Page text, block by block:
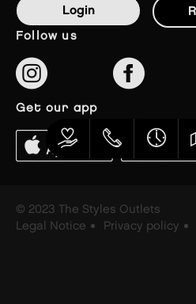
Login
follow us
get our app
© 2023 The Styles Outlets
Legal Notice
Privacy policy